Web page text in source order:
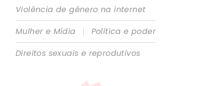
Violência de gênero na internet
Mulher e Mídia
|
Política e poder
Direitos sexuais e reprodutivos